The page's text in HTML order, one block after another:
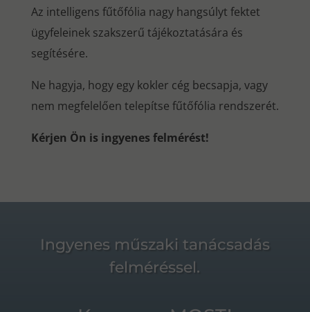
Az intelligens fűtőfólia nagy hangsúlyt fektet
ügyfeleinek szakszerű tájékoztatására és
segítésére.
Ne hagyja, hogy egy kokler cég becsapja, vagy
nem megfelelően telepítse fűtőfólia rendszerét.
Kérjen Ön is ingyenes felmérést!
Ingyenes műszaki tanácsadás
felméréssel.